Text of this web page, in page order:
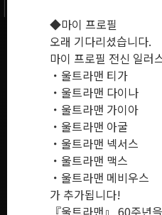
◆마이 프로필
오래 기다리셨습니다.
마이 프로필 전신 일러
・울트라맨 티가
・울트라맨 다이나
・울트라맨 가이아
・울트라맨 아굴
・울트라맨 넥서스
・울트라맨 맥스
・울트라맨 메비우스
가 추가됩니다!